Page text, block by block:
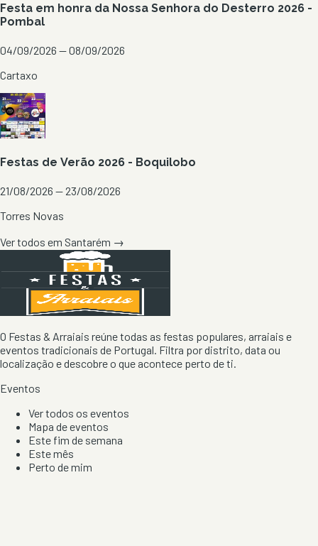
Festa em honra da Nossa Senhora do Desterro 2026 -
Pombal
04/09/2026 — 08/09/2026
Cartaxo
Festas de Verão 2026 - Boquilobo
21/08/2026 — 23/08/2026
Torres Novas
Ver todos em Santarém →
O Festas & Arraiais reúne todas as festas populares, arraiais e
eventos tradicionais de Portugal. Filtra por distrito, data ou
localização e descobre o que acontece perto de ti.
Eventos
Ver todos os eventos
Mapa de eventos
Este fim de semana
Este mês
Perto de mim